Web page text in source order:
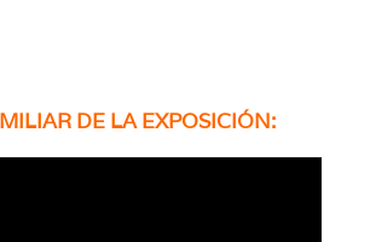
DE LA EXPOSICIÓN: